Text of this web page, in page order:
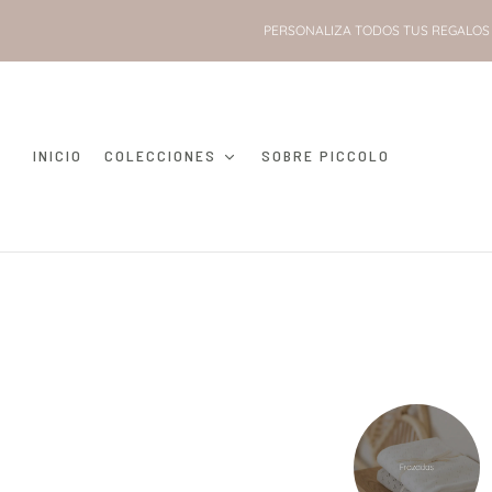
PERSONALIZA TODOS TUS
INICIO COLECCIONES SOBRE PICCOLO